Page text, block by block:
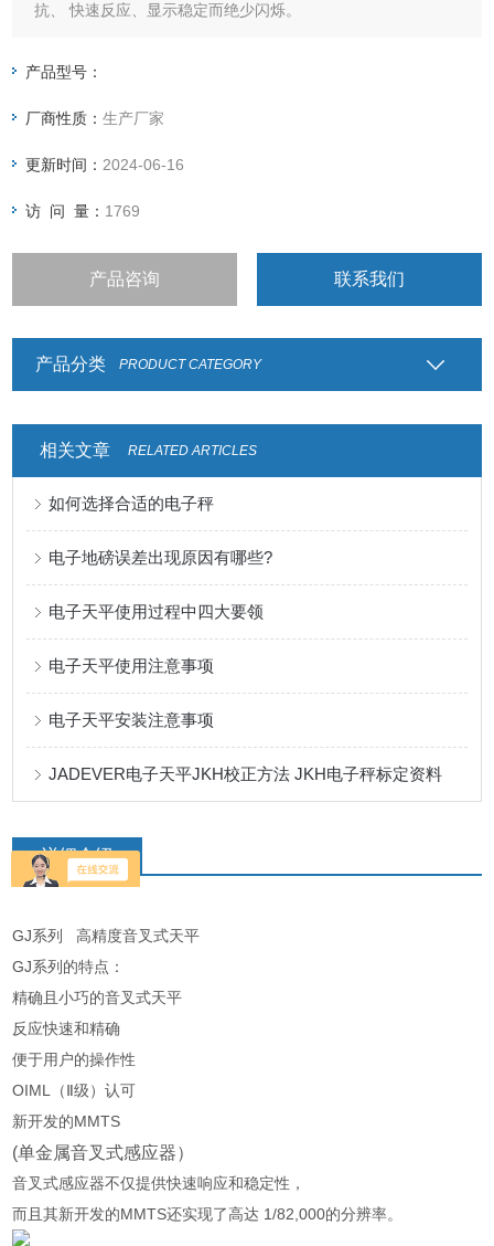
抗、 快速反应、显示稳定而绝少闪烁。
长期稳定性和超凡的耐用性。
产品型号：
厂商性质：生产厂家
更新时间： 2024-06-16
访 问 量： 1769
产品咨询 联系我们
产品分类 PRODUCT CATEGORY
相关文章 RELATED ARTICLES
如何选择合适的电子秤
电子地磅误差出现原因有哪些?
电子天平使用过程中四大要领
电子天平使用注意事项
电子天平安装注意事项
JADEVER电子天平JKH校正方法 JKH电子秤标定资料
详细介绍
GJ系列 高精度音叉式天平
GJ系列的特点：
精确且小巧的音叉式天平
反应快速和精确
便于用户的操作性
OIML（Ⅱ级）认可
新开发的MMTS
(单金属音叉式感应器）
音叉式感应器不仅提供快速响应和稳定性，
而且其新开发的MMTS还实现了高达 1/82,000的分辨率。